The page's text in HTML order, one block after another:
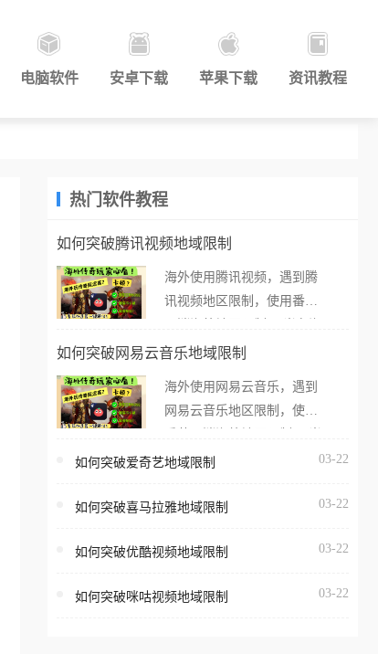
电脑软件 安卓下载 苹果下载 资讯教程
热门软件教程
如何突破腾讯视频地域限制
海外使用腾讯视频，遇到腾
讯视频地区限制，使用番茄
外打开腾讯视频，却突然弹
地区无法播放”的提示语。
海外用户如香港、澳门、台
亚、欧洲等国家和地区时，
台一样，出现地区及版权限
地区播放。 遇到这个问题的
如何突破网易云音乐地域限制
海外使用网易云音乐，遇到
网易云音乐地区限制，使用
在海外打开网易云音乐，却
所在的地区无法播放”的提示
门、台湾、美国、加拿大、
区时，网易云音乐也会像其
如何突破爱奇艺地域限制 03-22
如何突破喜马拉雅地域限制 03-22
如何突破优酷视频地域限制 03-22
如何突破咪咕视频地域限制 03-22